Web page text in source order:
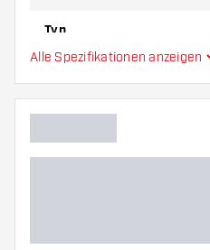
Typ
Hauptfarbe
Alle Spezifikationen anzeigen